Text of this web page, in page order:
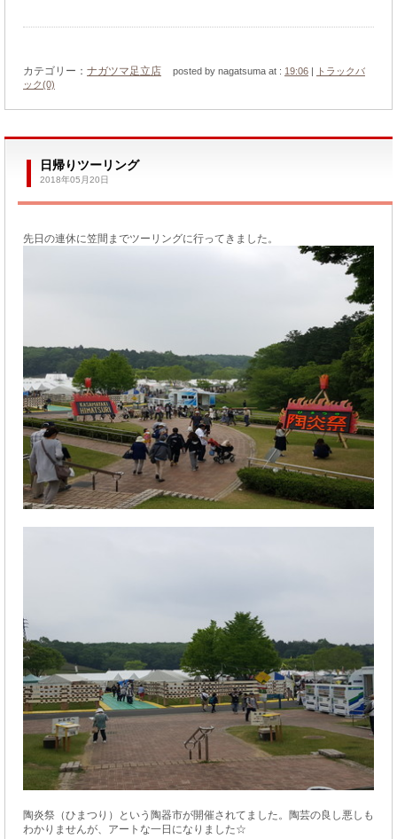
カテゴリー： ナガツマ足立店 posted by nagatsuma at : 19:06 |
トラックバ
ック(0)
日帰りツーリング
2018年05月20日
先日の連休に笠間までツーリングに行ってきました。
陶炎祭（ひまつり）という陶器市が開催されてました。陶芸の良し悪しも
わかりませんが、アートな一日になりました☆